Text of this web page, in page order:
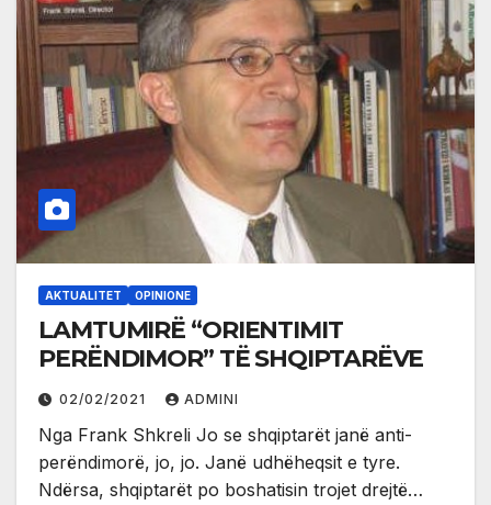
AKTUALITET OPINIONE
LAMTUMIRË “ORIENTIMIT
PERËNDIMOR” TË SHQIPTARËVE
02/02/2021 ADMINI
Nga Frank Shkreli Jo se shqiptarët janë anti-
perëndimorë, jo, jo. Janë udhëheqsit e tyre.
Ndërsa, shqiptarët po boshatisin trojet drejtë…